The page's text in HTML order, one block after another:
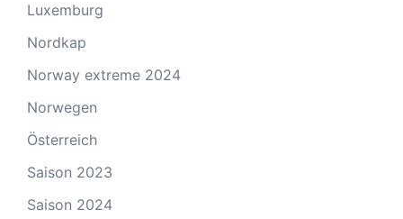
Luxemburg
Nordkap
Norway extreme 2024
Norwegen
Österreich
Saison 2023
Saison 2024